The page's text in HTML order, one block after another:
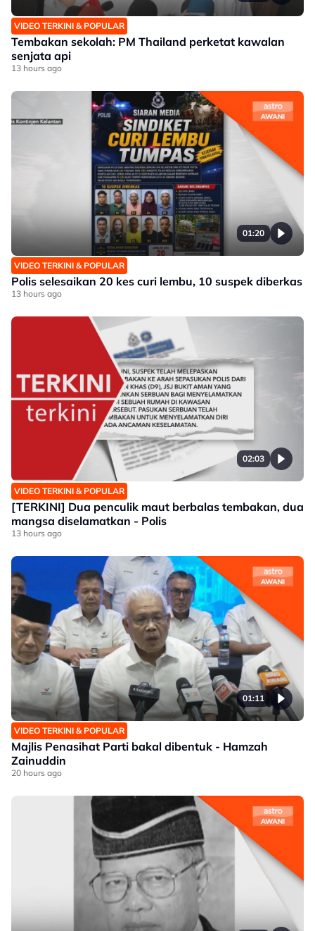
VIDEO TERKINI & POPULAR
Tembakan sekolah: PM Thailand perketat kawalan
senjata api
13 hours ago
01:20
VIDEO TERKINI & POPULAR
Polis selesaikan 20 kes curi lembu, 10 suspek diberkas
13 hours ago
02:03
VIDEO TERKINI & POPULAR
[TERKINI] Dua penculik maut berbalas tembakan, dua
mangsa diselamatkan - Polis
13 hours ago
01:11
VIDEO TERKINI & POPULAR
Majlis Penasihat Parti bakal dibentuk - Hamzah
Zainuddin
20 hours ago